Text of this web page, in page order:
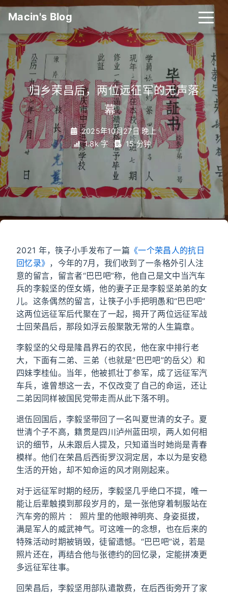
Macin's Blog
归乡荣昌后，两位远征军的无声落
幕_
2025年10月27日 晚上
1.8k 字
15 分钟
2021 年，筷子小手发布了一篇 《一个荣昌人的抗日
回忆录》 ，今年的7月，我们收到了一条格外引人注
意的留言，留言者“巴巴吧”称，他自己是文中当汽车
兵的李毅坚的侄女婿，他的妻子正是李毅坚弟弟的女
儿。这条偶然的留言，让筷子小手把明愚和“巴巴吧”
这两位远征军后代聚在了一起，揭开了两位远征军战
士回荣昌后，那段如浮云般聚散无常的人生篇章。
李毅坚的父母是隆昌界石的农民，他在家中排行老
大，下面有二弟、三弟（也就是“巴巴吧”的岳父）和
四妹李桂仙。当年，他被抓壮丁参军，成了远征军汽
车兵，谁曾想这一去，不仅改变了自己的命运，还让
二弟因同样被国民党带走而从此下落不明。
退伍回国后，李毅坚带回了一名叫夏世清的女子。夏
世清个子不高，籍贯是四川泸州蓝田坝，两人如何相
识的细节，从未跟后人提及，只知道当时她尚是青春
模样。他们在荣昌后西街罗汉洞定居，本以为是安稳
生活的开始，却不知命运的风才刚刚起来。
对于远征军时期的经历，李毅坚几乎绝口不提，唯一
能让后辈触摸到那段岁月的，是一张他穿着制服站在
汽车旁的照片 ： 照片里的他眼神明亮、身姿挺拔，
满是军人的威武神气。可这唯一的念想，也在后来的
特殊活动时期被销毁，徒留遗憾。“巴巴吧”说，若是
照片还在，再结合他与张德约的回忆录，定能拼凑更
多远征军往事。
回荣昌后，李毅坚用部队遣散费，在后西街旁开了家